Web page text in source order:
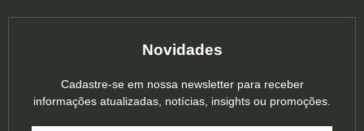
Novidades
Cadastre-se em nossa newsletter para receber
informações atualizadas, notícias, insights ou promoções.